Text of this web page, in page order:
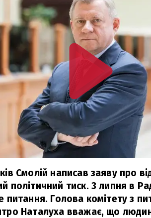
Смолій написав заяву про
політичний тиск. 3 липня в
питання. Голова комітету з
Наталуха вважає, що